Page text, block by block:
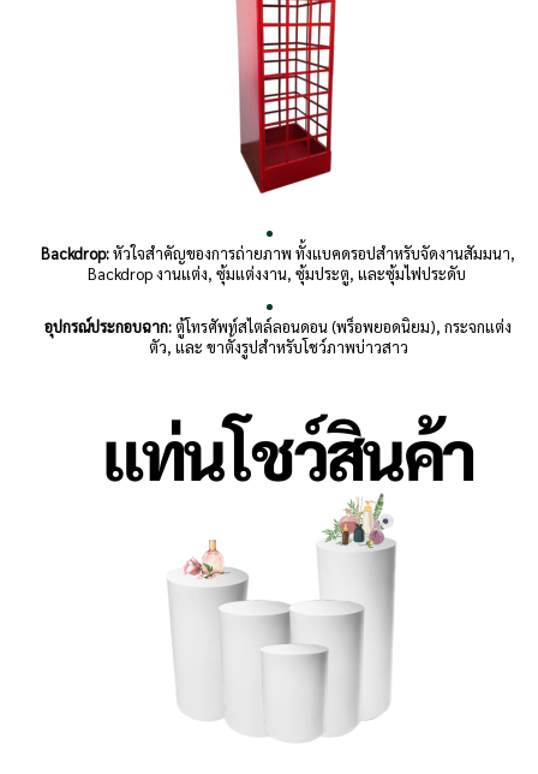
Backdrop:หัวใจสำคัญของการถ่ายภาพ ทั้งแบคดรอปสำหรับจัดงานสัมมนา,
Backdrop งานแต่ง, ซุ้มแต่งงาน, ซุ้มประตู, และซุ้มไฟประดับ
อุปกรณ์ประกอบฉาก:ตู้โทรศัพท์สไตล์ลอนดอน (พร็อพยอดนิยม), กระจกแต่ง
ตัว, และ ขาตั้งรูปสำหรับโชว์ภาพบ่าวสาว